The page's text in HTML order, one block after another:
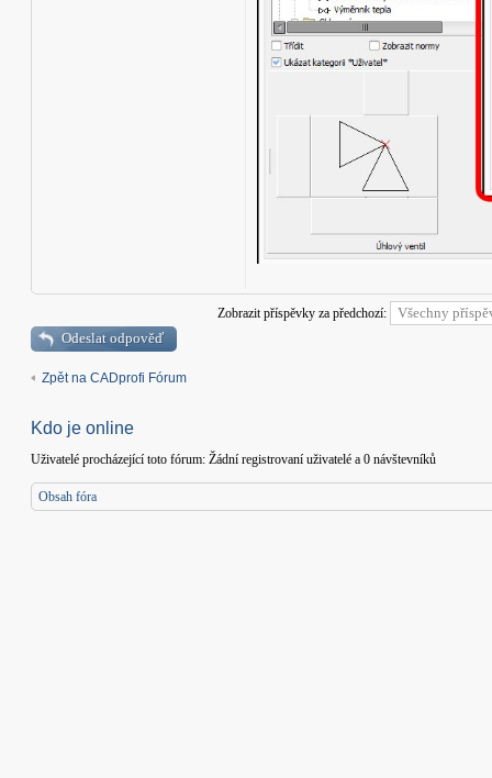
Zobrazit příspěvky za předchozí:
Odeslat odpověď
Zpět na CADprofi Fórum
Kdo je online
Uživatelé procházející toto fórum: Žádní registrovaní uživatelé a 0 návštevníků
Obsah fóra